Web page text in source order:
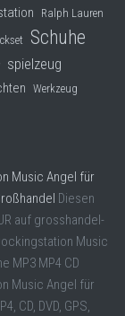
Ralph Lauren
Schuhe
spielzeug
Werkzeug
Music Angel für
Diesen
auf grosshandel-
Music
MP3 MP4 CD
Music Angel für
CD, DVD, GPS,